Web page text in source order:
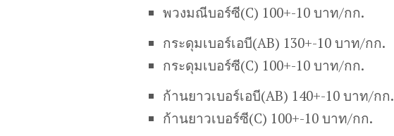
พวงมณีบอร์ซี(C) 100+-10 บาท/กก.
กระดุมเบอร์เอบี(AB) 130+-10 บาท/กก.
กระดุมเบอร์ซี(C) 100+-10 บาท/กก.
ก้านยาวเบอร์เอบี(AB) 140+-10 บาท/กก.
ก้านยาวเบอร์ซี(C) 100+-10 บาท/กก.